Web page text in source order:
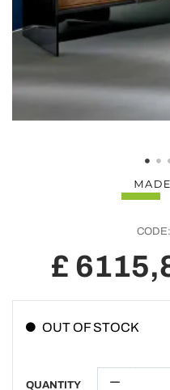
CODE:
£
OUT OF STOCK
QUANTITY